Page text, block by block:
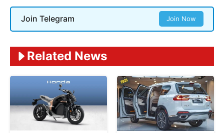
Join Telegram Join Now
Related News